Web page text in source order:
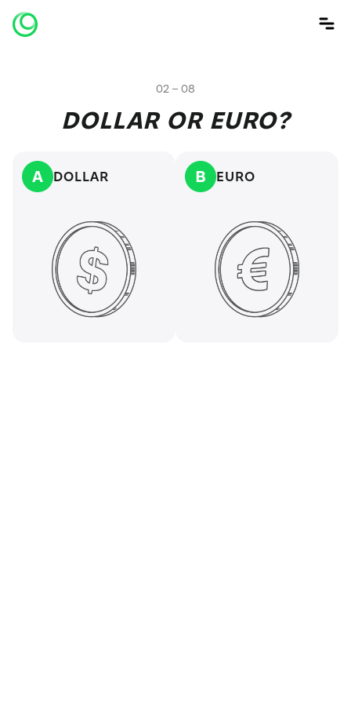
02 – 08
DOLLAR OR EURO?
DOLLAR EURO